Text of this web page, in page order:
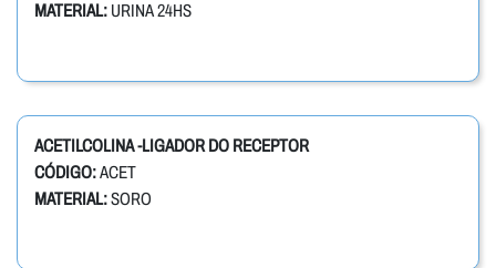
MATERIAL: URINA 24HS
ACETILCOLINA -LIGADOR DO RECEPTOR
CÓDIGO:ACET
MATERIAL:SORO